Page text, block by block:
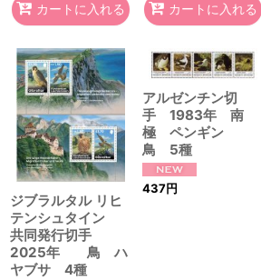
カートに入れる カートに入れる
ジブラルタル リヒ
テンシュタイン
共同発行切手
2025年 鳥 ハ
ヤブサ 4種
アルゼンチン切
手 1983年 南
極 ペンギン
鳥 5種
437円